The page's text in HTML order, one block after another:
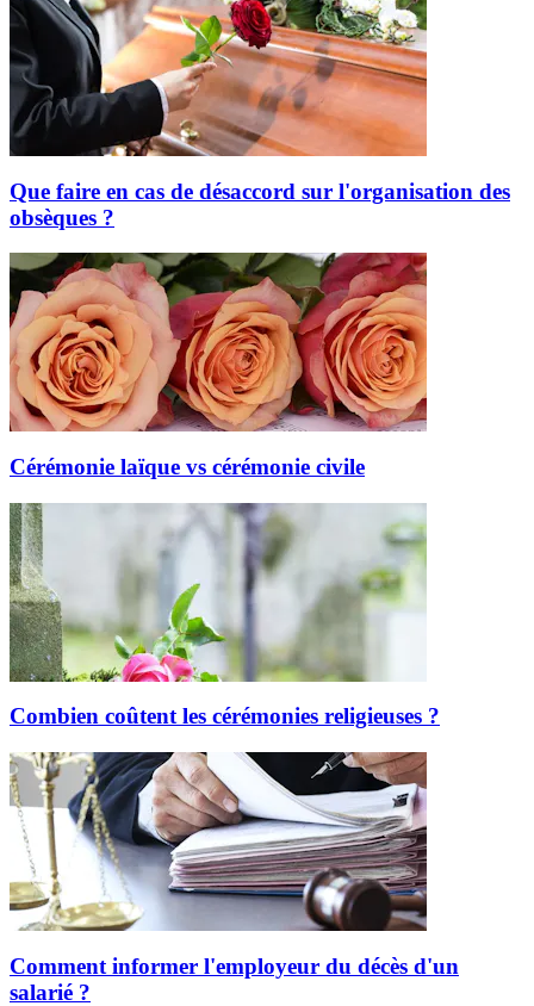
Que faire en cas de désaccord sur l'organisation des
obsèques ?
Cérémonie laïque vs cérémonie civile
Combien coûtent les cérémonies religieuses ?
Comment informer l'employeur du décès d'un
salarié ?